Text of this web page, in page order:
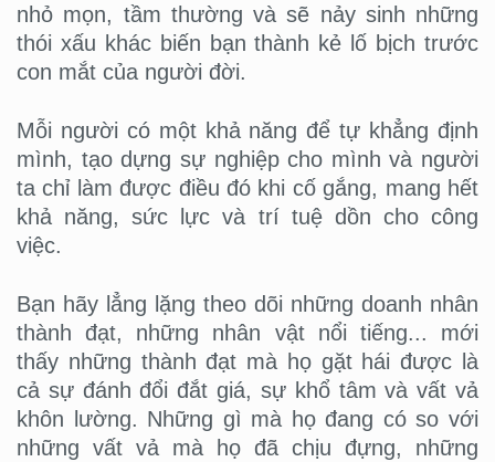
nhỏ mọn, tầm thường và sẽ nảy sinh những
thói xấu khác biến bạn thành kẻ lố bịch trước
con mắt của người đời.
Mỗi người có một khả năng để tự khẳng định
mình, tạo dựng sự nghiệp cho mình và người
ta chỉ làm được điều đó khi cố gắng, mang hết
khả năng, sức lực và trí tuệ dồn cho công
việc.
Bạn hãy lẳng lặng theo dõi những doanh nhân
thành đạt, những nhân vật nổi tiếng... mới
thấy những thành đạt mà họ gặt hái được là
cả sự đánh đổi đắt giá, sự khổ tâm và vất vả
khôn lường. Những gì mà họ đang có so với
những vất vả mà họ đã chịu đựng, những